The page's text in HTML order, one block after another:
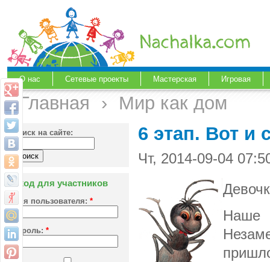
О нас Сетевые проекты Мастерская Игровая
Главная › Мир как дом
Поиск на сайте:
Вход для участников
Имя пользователя: *
Пароль: *
6 этап. Вот и
Чт, 2014-09-04
Наше